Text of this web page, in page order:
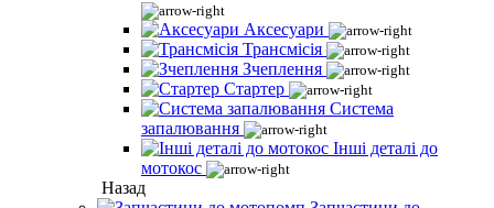
Аксесуари
Трансмісія
Зчеплення
Стартер
Система
запалювання
Інші деталі до
мотокос
Назад